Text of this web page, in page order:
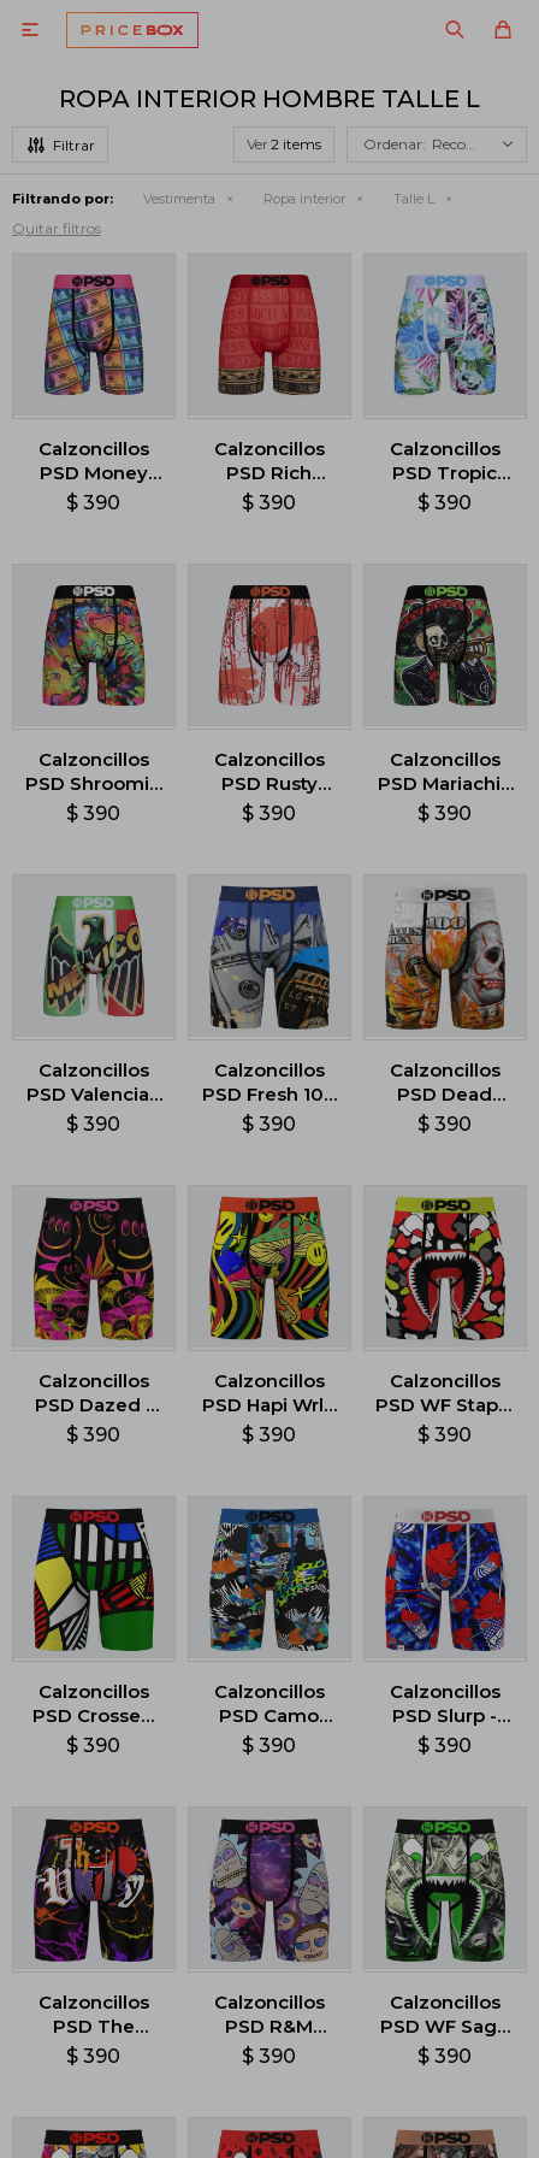

ROPA INTERIOR HOMBRE TALLE L
Ver Recomendados
Filtrando por: Vestimenta Ropa interior Talle L
Quitar filtros
Calzoncillos
PSD Money
Gleam -
$ 390
Calzoncillos
PSD Rich
Money -
$ 390
Calzoncillos
PSD Tropic
High -
$ 390
Calzoncillos
PSD Shroomin
- Multicolor
$ 390
Calzoncillos
PSD Rusty
Bandana Drip -
$ 390
Calzoncillos
PSD Mariachi -
Multicolor
$ 390
Calzoncillos
PSD Valencia -
Multicolor
$ 390
Calzoncillos
PSD Fresh 100
- Multicolor
$ 390
Calzoncillos
PSD Dead
Broke -
$ 390
Calzoncillos
PSD Dazed -
Multicolor
$ 390
Calzoncillos
PSD Hapi Wrld
- Multicolor
$ 390
Calzoncillos
PSD WF Staple
- Multicolor
$ 390
Calzoncillos
PSD Crossed
Lines -
$ 390
Calzoncillos
PSD Camo
Craze -
$ 390
Calzoncillos
PSD Slurp -
Multicolor
$ 390
Calzoncillos
PSD The
Valley -
$ 390
Calzoncillos
PSD R&M
Galactic -
$ 390
Calzoncillos
PSD WF Sage
- Multicolor
$ 390